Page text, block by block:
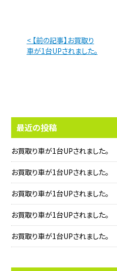
< 【前の記事】お買取り
車が1台UPされました。
最近の投稿
お買取り車が1台UPされました。
お買取り車が1台UPされました。
お買取り車が1台UPされました。
お買取り車が1台UPされました。
お買取り車が1台UPされました。